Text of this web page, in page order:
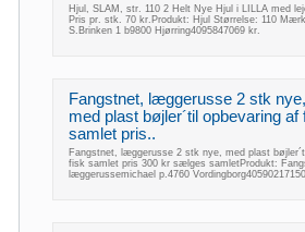
Hjul, SLAM, str. 110 2 Helt Nye Hjul i LILLA med
Pris pr. stk. 70 kr.Produkt: Hjul Størrelse: 110
S.Brinken 1 b9800 Hjørring4095847069 kr.
Fangstnet, læggerusse 2 stk nye,
med plast bøjler´til opbevaring af
samlet pris..
Fangstnet, læggerusse 2 stk nye, med plast
fisk samlet pris 300 kr sælges samletProdukt:
læggerussemichael p.4760